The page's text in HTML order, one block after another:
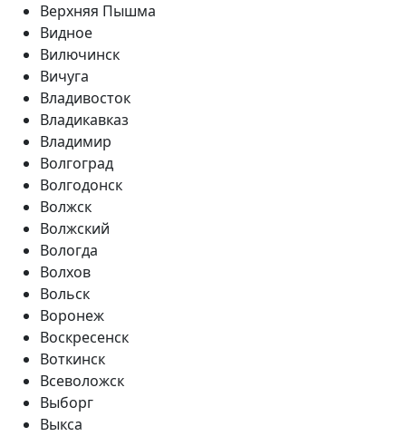
Верхняя Пышма
Видное
Вилючинск
Вичуга
Владивосток
Владикавказ
Владимир
Волгоград
Волгодонск
Волжск
Волжский
Вологда
Волхов
Вольск
Воронеж
Воскресенск
Воткинск
Всеволожск
Выборг
Выкса